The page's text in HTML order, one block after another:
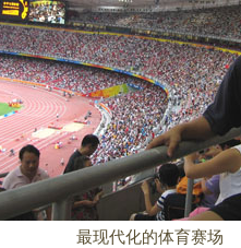
最现代化的体育赛场